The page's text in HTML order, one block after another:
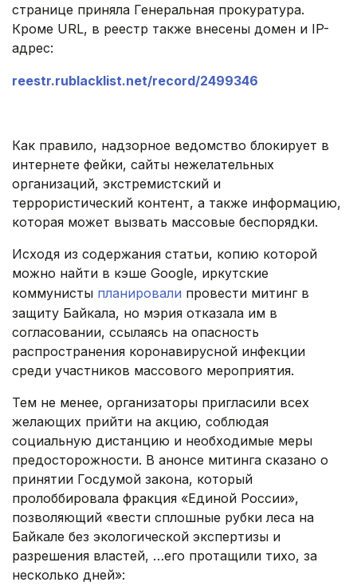
странице приняла Генеральная прокуратура.
Кроме URL, в реестр также внесены домен и IP-
адрес:
reestr.rublacklist.net/record/2499346
Как правило, надзорное ведомство блокирует в
интернете фейки, сайты нежелательных
организаций, экстремистский и
террористический контент, а также информацию,
которая может вызвать массовые беспорядки.
Исходя из содержания статьи, копию которой
можно найти в кэше Google, иркутские
коммунисты планировали провести митинг в
защиту Байкала, но мэрия отказала им в
согласовании, ссылаясь на опасность
распространения коронавирусной инфекции
среди участников массового мероприятия.
Тем не менее, организаторы пригласили всех
желающих прийти на акцию, соблюдая
социальную дистанцию и необходимые меры
предосторожности. В анонсе митинга сказано о
принятии Госдумой закона, который
пролоббировала фракция «Единой России»,
позволяющий «вести сплошные рубки леса на
Байкале без экологической экспертизы и
разрешения властей, …его протащили тихо, за
несколько дней»: